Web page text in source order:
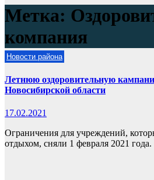
Метка:
компания
Новости района
Летнюю оздоровительную
Новосибирской области
17.02.2021
Ограничения для учреждений,
отдыхом, сняли 1 февраля 2021 года.